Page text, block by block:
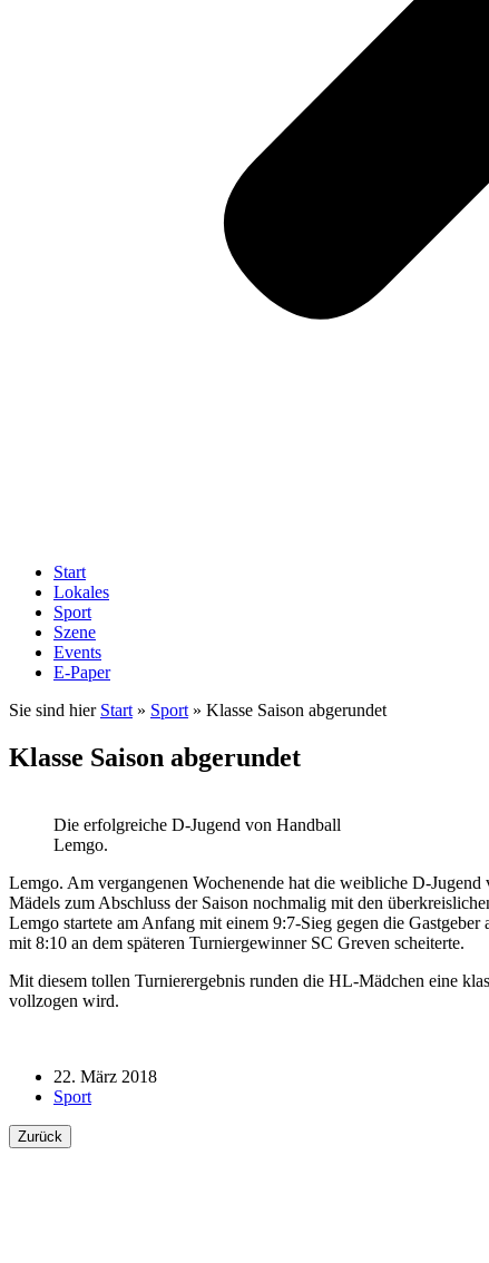
Start
Lokales
Sport
Szene
Events
E-Paper
Sie sind hier Start » Sport » Klasse Saison abgerundet
Klasse Saison abgerundet
Die erfolgreiche D-Jugend von Handball
Lemgo.
Lemgo. Am vergangenen Wochenende hat die weibliche D-
Mädels zum Abschluss der Saison nochmalig mit den
Lemgo startete am Anfang mit einem 9:7-Sieg gegen die
mit 8:10 an dem späteren Turniergewinner SC Greven scheiterte.
Mit diesem tollen Turnierergebnis runden die HL-Mädchen eine
vollzogen wird.
22. März 2018
Sport